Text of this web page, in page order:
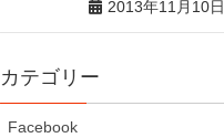
2013年11月10日
カテゴリー
Facebook